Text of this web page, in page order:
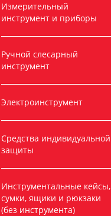
Измерительный
инструмент и приборы
Ручной слесарный
инструмент
Электроинструмент
Средства индивидуальной
защиты
Инструментальные кейсы,
сумки, ящики и рюкзаки
(без инструмента)